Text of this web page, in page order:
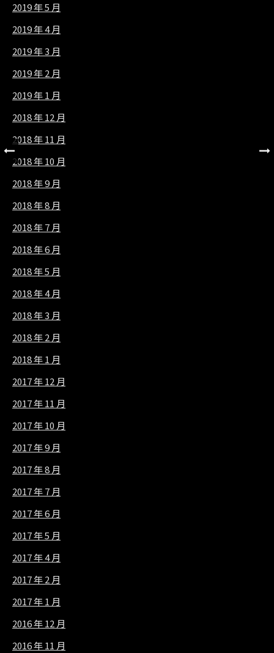
2019 年 5 月
2019 年 4 月
2019 年 3 月
2019 年 2 月
2019 年 1 月
2018 年 12 月
2018 年 11 月
2018 年 10 月
2018 年 9 月
2018 年 8 月
2018 年 7 月
2018 年 6 月
2018 年 5 月
2018 年 4 月
2018 年 3 月
2018 年 2 月
2018 年 1 月
2017 年 12 月
2017 年 11 月
2017 年 10 月
2017 年 9 月
2017 年 8 月
2017 年 7 月
2017 年 6 月
2017 年 5 月
2017 年 4 月
2017 年 2 月
2017 年 1 月
2016 年 12 月
2016 年 11 月